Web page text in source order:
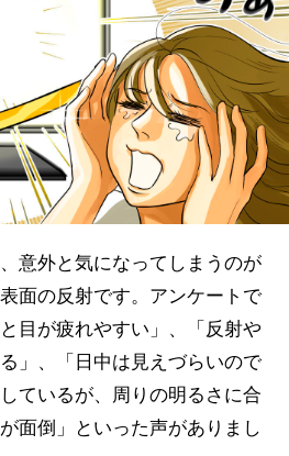
意外と気になってしまうのが
面の反射です。アンケートで
目が疲れやすい」、「反射や
」、「日中は見えづらいので
ているが、周りの明るさに合
面倒」といった声がありまし